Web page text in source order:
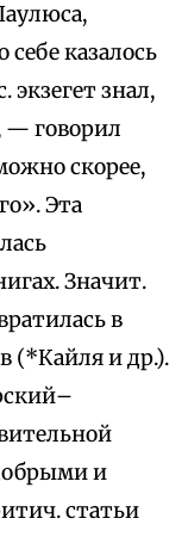
казалось
знал,
— говорил
скорее,
Эта
Значит.
в
(*Кайля и др.).
и
статьи